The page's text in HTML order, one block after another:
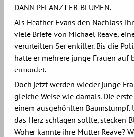
DANN PFLANZT ER BLUMEN.
Als Heather Evans den Nachlass
viele Briefe von Michael Reave,
verurteilten Serienkiller. Bis die
hatte er mehrere junge Frauen auf
ermordet.
Doch jetzt werden wieder junge
gleiche Weise wie damals. Die
einem ausgehöhlten Baumstumpf.
das Herz schlagen sollte, stecken
Woher kannte ihre Mutter Reave?